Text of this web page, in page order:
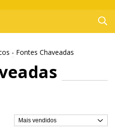
- Fontes Chaveadas